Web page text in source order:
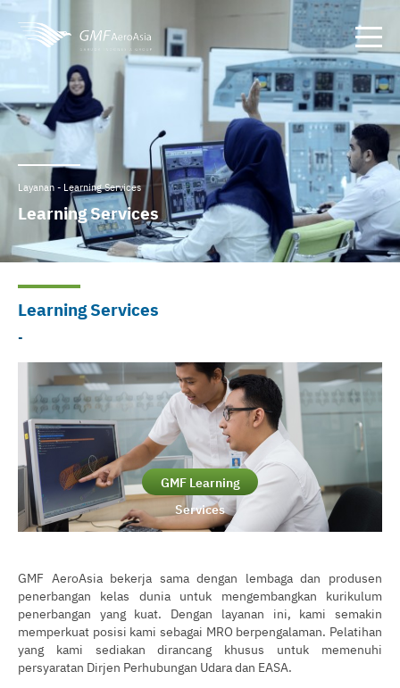
Layanan - Learning Services
Learning Services
Learning Services
-
GMF Learning
Services
GMF AeroAsia bekerja sama dengan lembaga dan produsen
penerbangan kelas dunia untuk mengembangkan kurikulum
penerbangan yang kuat. Dengan layanan ini, kami semakin
memperkuat posisi kami sebagai MRO berpengalaman. Pelatihan
yang kami sediakan dirancang khusus untuk memenuhi
persyaratan Dirjen Perhubungan Udara dan EASA.